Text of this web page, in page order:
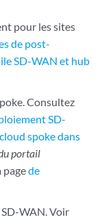
pour les sites
de post-
SD-WAN et hub
Consultez
SD-
spoke dans
portail
pagede
WAN. Voir